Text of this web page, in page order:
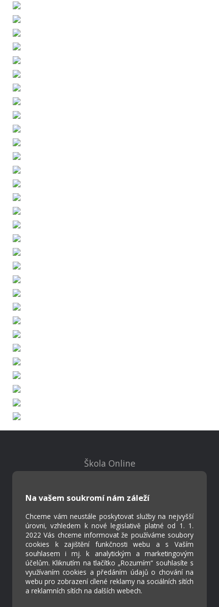
Na vašem soukromí nám záleží
Chceme vám neustále poskytovat služby na nejvyšší
úrovni, vzhledem k nové legislativě platné od 1. 1.
2022 Vás chceme informovat že používáme soubory
cookies k zajištění funkčnosti webu a s Vaším
souhlasem i mj. k analytickým a marketingovým
účelům. Kliknutím na tlačítko „Rozumím“ souhlasíte s
využívaním cookies a předáním údajů o chování na
webu pro zobrazení cílené reklamy na sociálních sítích
a reklamních sítích na dalších webech.
Škola Online
Strava.cz
Projekty
Virtuální prohlídka
Cookies
Přístupnost
Přihlášení